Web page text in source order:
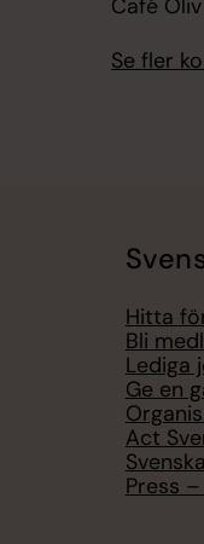
Café
Se fler
Hitta
Bli
Lediga
Ge en
Act
Press